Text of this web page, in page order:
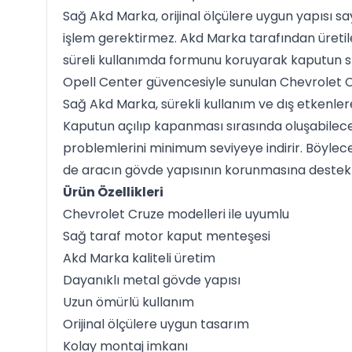
Sağ Akd Marka, orijinal ölçülere uygun yapısı
işlem gerektirmez. Akd Marka tarafından
süreli kullanımda formunu koruyarak kaputun
Opell Center güvencesiyle sunulan Chevrolet
Sağ Akd Marka, sürekli kullanım ve dış
Kaputun açılıp kapanması sırasında
problemlerini minimum seviyeye indirir.
de aracın gövde yapısının korunmasına
Ürün Özellikleri
Chevrolet Cruze modelleri ile uyumlu
Sağ taraf motor kaput menteşesi
Akd Marka kaliteli üretim
Dayanıklı metal gövde yapısı
Uzun ömürlü kullanım
Orijinal ölçülere uygun tasarım
Kolay montaj imkanı